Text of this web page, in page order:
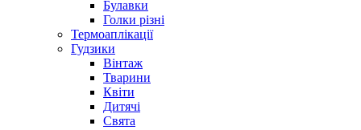
Булавки
Голки різні
Термоаплікації
Гудзики
Вінтаж
Тварини
Квіти
Дитячі
Свята